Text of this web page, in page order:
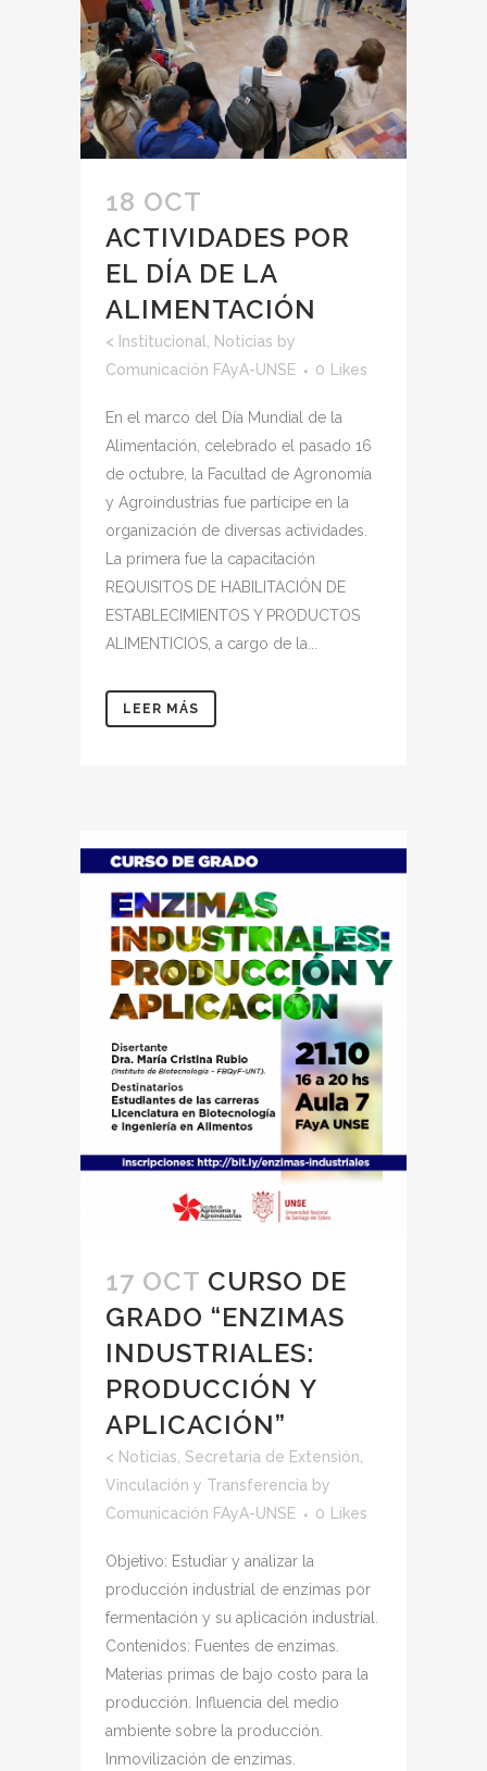
18 OCT
ACTIVIDADES POR
EL DÍA DE LA
ALIMENTACIÓN
< Institucional Noticias by
Comunicación FAyA-UNSE
0 Likes
En el marco del Día Mundial de la
Alimentación, celebrado el pasado 16
de octubre, la Facultad de Agronomía
y Agroindustrias fue partícipe en la
organización de diversas actividades.
La primera fue la capacitación
REQUISITOS DE HABILITACIÓN DE
ESTABLECIMIENTOS Y PRODUCTOS
ALIMENTICIOS, a cargo de la...
LEER MÁS
17 OCT CURSO DE
GRADO “ENZIMAS
INDUSTRIALES:
PRODUCCIÓN Y
APLICACIÓN”
< Noticias Secretaria de Extensión,
Vinculación y Transferencia by
Comunicación FAyA-UNSE
0 Likes
Objetivo: Estudiar y analizar la
producción industrial de enzimas por
fermentación y su aplicación industrial.
Contenidos: Fuentes de enzimas.
Materias primas de bajo costo para la
producción. Influencia del medio
ambiente sobre la producción.
Inmovilización de enzimas.